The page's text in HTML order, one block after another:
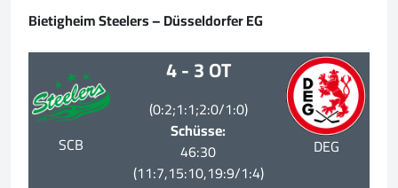
Bietigheim Steelers – Düsseldorfer EG
SCB
4 - 3 OT
(0:2;1:1;2:0/1:0)
Schüsse:
46:30
(11:7,15:10,19:9/1:4)
DEG